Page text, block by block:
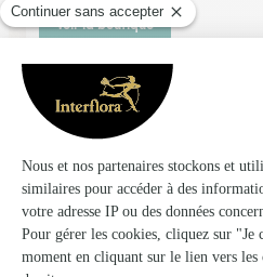
Voir la boutique
Il Etait Une Fois